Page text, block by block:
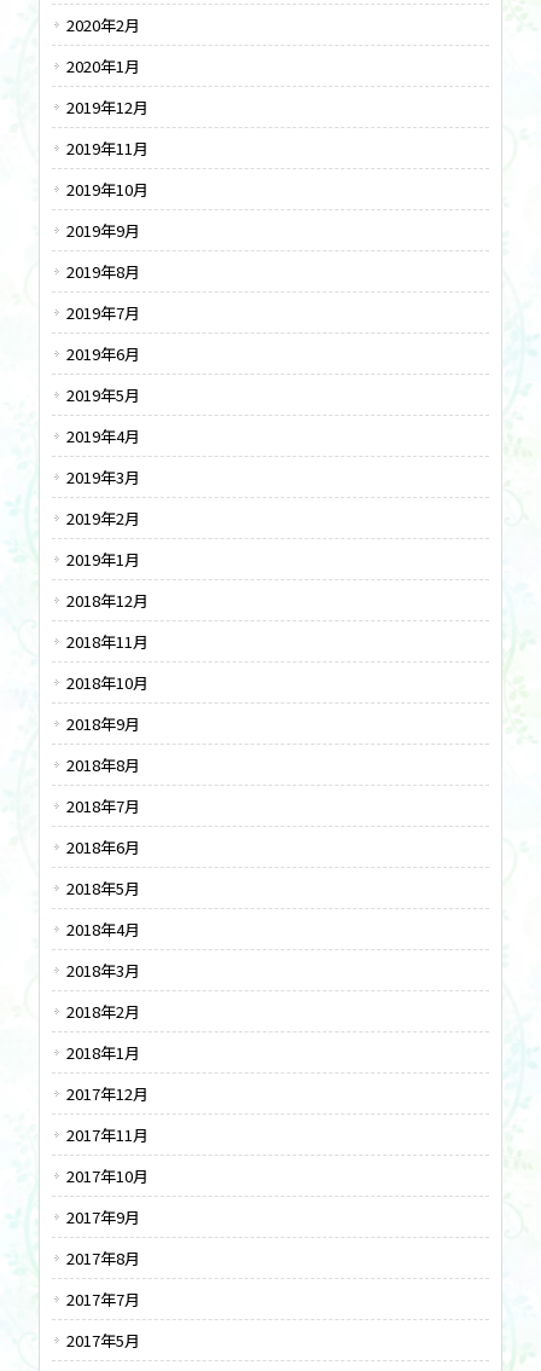
2020年2月
2020年1月
2019年12月
2019年11月
2019年10月
2019年9月
2019年8月
2019年7月
2019年6月
2019年5月
2019年4月
2019年3月
2019年2月
2019年1月
2018年12月
2018年11月
2018年10月
2018年9月
2018年8月
2018年7月
2018年6月
2018年5月
2018年4月
2018年3月
2018年2月
2018年1月
2017年12月
2017年11月
2017年10月
2017年9月
2017年8月
2017年7月
2017年5月